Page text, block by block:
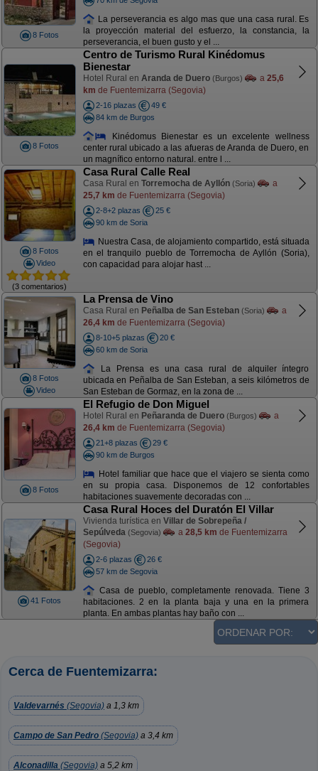
8 Fotos
La perseverancia es algo mas que una casa rural. Es
la proyección material del esfuerzo, la constancia, la
perseverancia, el buen gusto y el ...
8 Fotos
Centro de Turismo Rural Kinédomus
Bienestar
Hotel Rural en Aranda de Duero (Burgos) a 25,6
km de Fuentemizarra (Segovia)
2-16 plazas
49 €
84 km de Burgos
Kinédomus Bienestar es un excelente wellness
center rural ubicado a las afueras de Aranda de Duero, en
un magnífico entorno natural. entre l ...
8 Fotos
Video
(3 comentarios)
Casa Rural Calle Real
Casa Rural en Torremocha de Ayllón (Soria)
a
25,7 km de Fuentemizarra (Segovia)
2-8+2 plazas
25 €
90 km de Soria
Nuestra Casa, de alojamiento compartido, está situada
en el tranquilo pueblo de Torremocha de Ayllón (Soria),
con capacidad para alojar hast ...
8 Fotos
Video
La Prensa de Vino
Casa Rural en Peñalba de San Esteban (Soria)
a
26,4 km de Fuentemizarra (Segovia)
8-10+5 plazas
20 €
60 km de Soria
La Prensa es una casa rural de alquiler íntegro
ubicada en Peñalba de San Esteban, a seis kilómetros de
San Esteban de Gormaz, en la zona de ...
8 Fotos
El Refugio de Don Miguel
Hotel Rural en Peñaranda de Duero (Burgos)
a
26,4 km de Fuentemizarra (Segovia)
21+8 plazas
29 €
90 km de Burgos
Hotel familiar que hace que el viajero se sienta como
en su propia casa. Disponemos de 12 confortables
habitaciones suavemente decoradas con ...
41 Fotos
Casa Rural Hoces del Duratón El Villar
Vivienda turística en Villar de Sobrepeña /
Sepúlveda (Segovia) a 28,5 km de Fuentemizarra
(Segovia)
2-6 plazas
26 €
57 km de Segovia
Casa de pueblo, completamente renovada. Tiene 3
habitaciones. 2 en la planta baja y una en la primera
planta. En ambas plantas hay baño con ...
Cerca de Fuentemizarra:
Valdevarnés (Segovia) a 1,3 km
Campo de San Pedro (Segovia) a 3,4 km
Alconadilla (Segovia) a 5,2 km